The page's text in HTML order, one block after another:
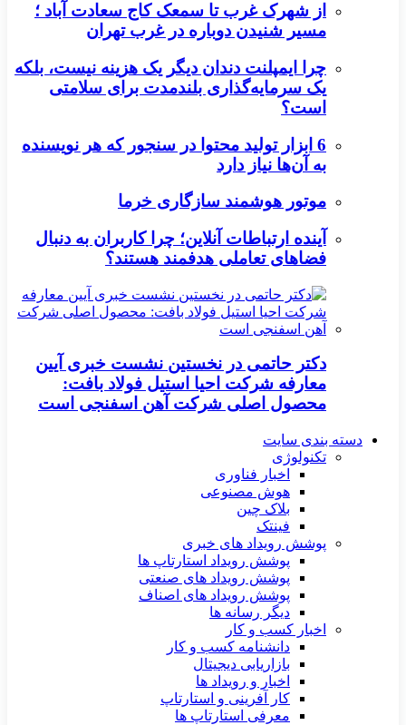
از شهرک غرب تا سمعک کاج سعادت آباد ؛
مسیر شنیدن دوباره در غرب تهران
چرا ایمپلنت دندان دیگر یک هزینه نیست، بلکه
یک سرمایه‌گذاری بلندمدت برای سلامتی
است؟
6 ابزار تولید محتوا در سنجور که هر نویسنده
به آن‌ها نیاز دارد
موتور هوشمند سازگاری خرما
آینده ارتباطات آنلاین؛ چرا کاربران به دنبال
فضاهای تعاملی هدفمند هستند؟
دکتر حاتمی در نخستین نشست خبری آیین
معارفه شرکت احیا استیل فولاد بافت:
محصول اصلی شرکت آهن اسفنجی است
دسته بندی سایت
تکنولوژی
اخبار فناوری
هوش مصنوعی
بلاک چین
فینتک
پوشش رویداد های خبری
پوشش رویداد استارتاپ ها
پوشش رویداد های صنعتی
پوشش رویداد های اصناف
دیگر رسانه ها
اخبار کسب و کار
دانشنامه کسب و کار
بازاریابی دیجیتال
اخبار و رویداد ها
کار آفرینی و استارتاپ
معرفی استارتاپ ها